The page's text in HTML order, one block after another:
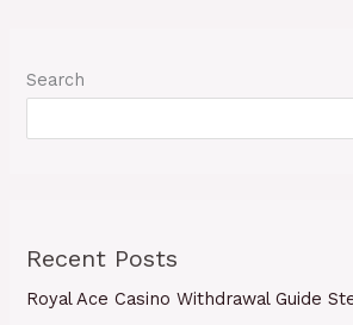
Search
Recent Posts
Royal Ace Casino Withdrawal Guide